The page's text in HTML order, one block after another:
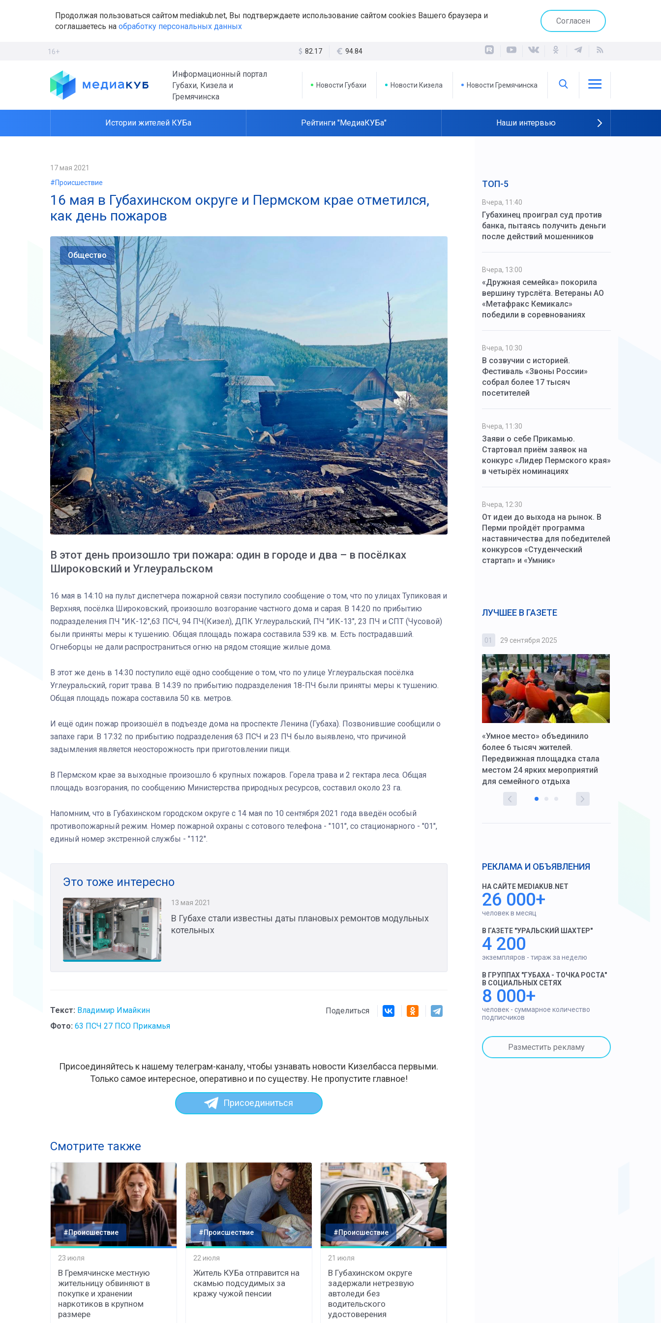
Продолжая пользоваться сайтом mediakub.net, Вы подтверждаете использование сайтом cookies Вашего браузера и
соглашаетесь на обработку персональных данных
Согласен
16+ 82.17 94.84
Информационный портал
Губахи, Кизела и
Гремячинска
Новости Губахи Новости Кизела Новости Гремячинска
Истории жителей КУБа Рейтинги "МедиаКУБа" Наши интервью
17 мая 2021
#Происшествие
​16 мая в Губахинском округе и Пермском крае отметился,
как день пожаров
Общество
В этот день произошло три пожара: один в городе и два – в посёлках
Широковский и Углеуральском
16 мая в 14:10 на пульт диспетчера пожарной связи поступило сообщение о том, что по улицах Тупиковая и
Верхняя, посёлка Широковский, произошло возгорание частного дома и сарая. В 14:20 по прибытию
подразделения ПЧ "ИК-12",63 ПСЧ, 94 ПЧ(Кизел), ДПК Углеуральский, ПЧ "ИК-13", 23 ПЧ и СПТ (Чусовой)
были приняты меры к тушению. Общая площадь пожара составила 539 кв. м. Есть пострадавший.
Огнеборцы не дали распространиться огню на рядом стоящие жилые дома.
В этот же день в 14:30 поступило ещё одно сообщение о том, что по улице Углеуральская посёлка
Углеуральский, горит трава. В 14:39 по прибытию подразделения 18-ПЧ были приняты меры к тушению.
Общая площадь пожара составила 50 кв. метров.
И ещё один пожар произошёл в подъезде дома на проспекте Ленина (Губаха). Позвонившие сообщили о
запахе гари. В 17:32 по прибытию подразделения 63 ПСЧ и 23 ПЧ было выявлено, что причиной
задымления является неосторожность при приготовлении пищи.
В Пермском крае за выходные произошло 6 крупных пожаров. Горела трава и 2 гектара леса. Общая
площадь возгорания, по сообщению Министерства природных ресурсов, составил около 23 га.
Напомним, что в Губахинском городском округе с 14 мая по 10 сентября 2021 года введён особый
противопожарный режим. Номер пожарной охраны с сотового телефона - "101", со стационарного - "01",
единый номер экстренной службы - "112".
Это тоже интересно
13 мая 2021
В Губахе стали известны даты плановых ремонтов модульных
котельных
Текст: Владимир Имайкин
Фото: 63 ПСЧ 27 ПСО Прикамья
Поделиться
Присоединяйтесь к нашему телеграм-каналу, чтобы узнавать новости Кизелбасса первыми.
Только самое интересное, оперативно и по существу. Не пропустите главное!
Присоединиться
Смотрите также
#Происшествие
23 июля
В Гремячинске местную
жительницу обвиняют в
покупке и хранении
наркотиков в крупном
размере
#Происшествие
22 июля
Житель КУБа отправится на
скамью подсудимых за
кражу чужой пенсии
#Происшествие
21 июля
В Губахинском округе
задержали нетрезвую
автоледи без
водительского
удостоверения
ТОП-5
Вчера, 11:40
Губахинец проиграл суд против
банка, пытаясь получить деньги
после действий мошенников
Вчера, 13:00
«Дружная семейка» покорила
вершину турслёта. Ветераны АО
«Метафракс Кемикалс»
победили в соревнованиях
Вчера, 10:30
В созвучии с историей.
Фестиваль «Звоны России»
собрал более 17 тысяч
посетителей
Вчера, 11:30
Заяви о себе Прикамью.
Стартовал приём заявок на
конкурс «Лидер Пермского края»
в четырёх номинациях
Вчера, 12:30
От идеи до выхода на рынок. В
Перми пройдёт программа
наставничества для победителей
конкурсов «Студенческий
стартап» и «Умник»
ЛУЧШЕЕ В ГАЗЕТЕ
4 октября 2025
Штурмовик огня. Казак Алексей
реальностью свою детскую
мечту
01 29 сентября 2025
«Умное место» объединило
более 6 тысяч жителей.
Передвижная площадка стала
местом 24 ярких мероприятий
для семейного отдыха
РЕКЛАМА И ОБЪЯВЛЕНИЯ
НА САЙТЕ MEDIAKUB.NET
26 000+
человек в месяц
В ГАЗЕТЕ "УРАЛЬСКИЙ ШАХТЕР"
4 200
экземпляров - тираж за неделю
В ГРУППАХ "ГУБАХА - ТОЧКА РОСТА"
В СОЦИАЛЬНЫХ СЕТЯХ
8 000+
человек - суммарное количество
подписчиков
Разместить рекламу